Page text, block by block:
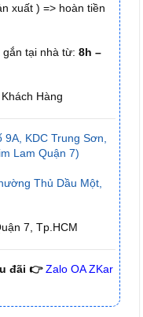
xuất ) => hoàn tiền
gắn tại nhà từ: 8h –
Hàng
KDC Trung Sơn,
Lam Quận 7)
Thủ Dầu Một,
7, Tp.HCM
đãi 👉 Zalo OA ZKar